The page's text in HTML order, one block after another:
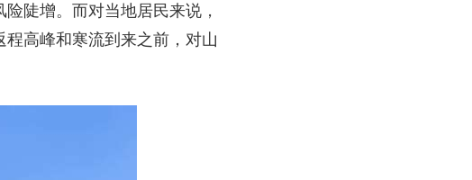
陡增。而对当地居民来说，
高峰和寒流到来之前，对山